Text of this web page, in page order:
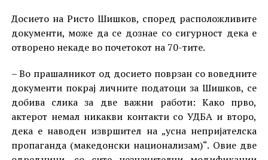
Досието на Ристо Шишков, според расположливите
документи, може да се дознае со сигурност дека е
отворено некаде во почетокот на 70-тите.
– Во прашалникот од досието поврзан со воведните
документи покрај личните податоци за Шишков, се
добива слика за две важни работи: Како прво,
актерот немал никакви контакти со УДБА и второ,
дека е наводен извршител на „усна непријателска
пропаганда (македонски национализам)“. Овие две